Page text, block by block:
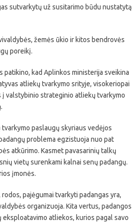
sutvarkytų už susitarimo būdu nustatytą
žemės ūkio ir kitos bendrovės
poreikį.
patikino, kad Aplinkos ministerija sveikina
atliekų tvarkymo srityje, visokeriopai
į valstybinio strateginio atliekų tvarkymo
paslaugų skyriaus vedėjos
problema egzistuoja nuo pat
atkūrimo. Kasmet pavasarinių talkų
vietų surenkami kalnai senų padangų.
įmonės.
rodos, pajėgumai tvarkyti padangas yra,
organizuoja. Kita vertus, padangos
atliekos, kurios pagal savo